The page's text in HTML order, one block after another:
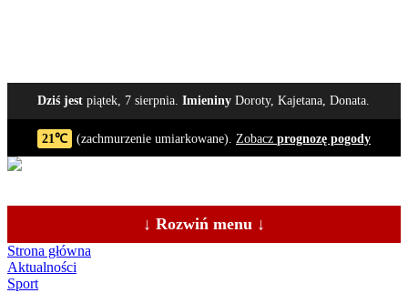
Dziś jest piątek, 7 sierpnia.Imieniny Doroty, Kajetana, Donata.
21℃ (zachmurzenie umiarkowane). Zobacz prognozę pogody
↓ Rozwiń menu ↓
Strona główna
Aktualności
Sport